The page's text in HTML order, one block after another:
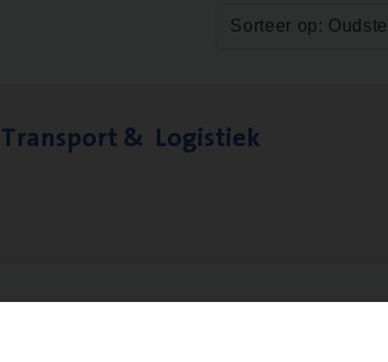
Sorteer op: Oudste
& Logistiek